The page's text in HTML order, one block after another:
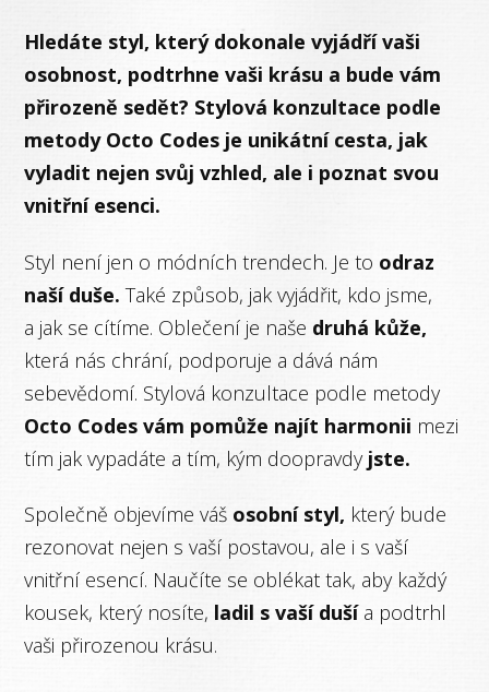
Hledáte styl, který dokonale vyjádří vaši
osobnost, podtrhne vaši krásu a bude vám
přirozeně sedět? Stylová konzultace podle
metody Octo Codes je unikátní cesta, jak
vyladit nejen svůj vzhled, ale i poznat svou
vnitřní esenci.
Styl není jen o módních trendech. Je to odraz
naší duše. Také způsob, jak vyjádřit, kdo jsme,
a jak se cítíme. Oblečení je naše druhá kůže,
která nás chrání, podporuje a dává nám
sebevědomí. Stylová konzultace podle metody
Octo Codes vám pomůže najít harmonii mezi
tím jak vypadáte a tím, kým doopravdyjste.
Společně objevíme váš osobní styl, který bude
rezonovat nejen s vaší postavou, ale i s vaší
vnitřní esencí. Naučíte se oblékat tak, aby každý
kousek, který nosíte, ladil s vaší dušía podtrhl
vaši přirozenou krásu.